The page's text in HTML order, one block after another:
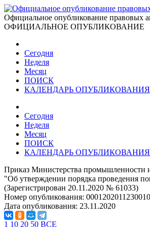
Официальное опубликование правовых
ОФИЦИАЛЬНОЕ ОПУБЛИКОВАНИЕ
Сегодня
Неделя
Месяц
ПОИСК
КАЛЕНДАРЬ ОПУБЛИКОВАНИЯ
Сегодня
Неделя
Месяц
ПОИСК
КАЛЕНДАРЬ ОПУБЛИКОВАНИЯ
Приказ Министерства промышленности
"Об утверждении порядка проведения
(Зарегистрирован 20.11.2020 № 61033)
Номер опубликования: 0001202011230010
Дата опубликования: 23.11.2020
1 10 20 50 ВСЕ